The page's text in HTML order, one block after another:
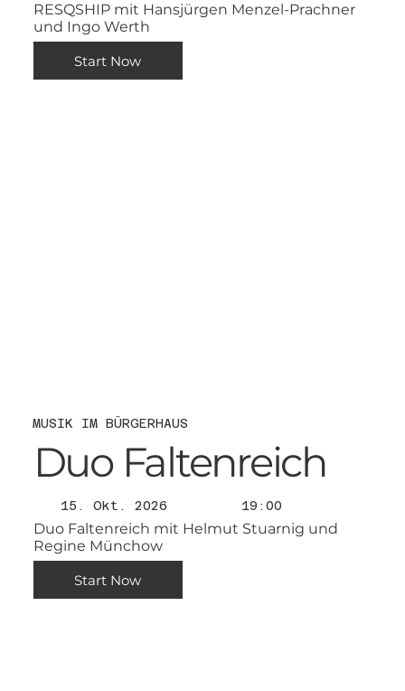
RESQSHIP mit Hansjürgen Menzel-Prachner
und Ingo Werth
Start Now
MUSIK IM BÜRGERHAUS
Duo Faltenreich
15. Okt. 2026 19:00
Duo Faltenreich mit Helmut Stuarnig und
Regine Münchow
Start Now